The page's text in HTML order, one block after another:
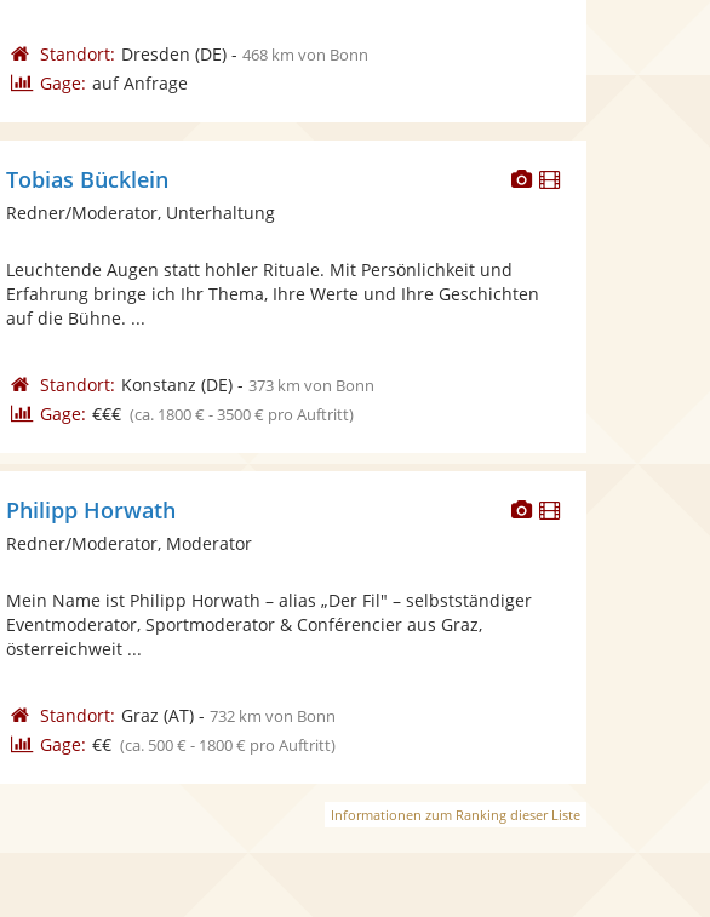
Standort: Dresden (DE)- 468 km von Bonn
Gage: auf Anfrage
DieserDieser
Tobias Bücklein
Redner/Moderator, Unterhaltung
Leuchtende Augen statt hohler Rituale. Mit Persönlichkeit und
Erfahrung bringe ich Ihr Thema, Ihre Werte und Ihre Geschichten
auf die Bühne. ...
Standort: Konstanz (DE)- 373 km von Bonn
Gage: €€€ (ca. 1800 € - 3500 € pro Auftritt)
DieserDieser
Philipp Horwath
Redner/Moderator, Moderator
Mein Name ist Philipp Horwath – alias „Der Fil" – selbstständiger
Eventmoderator, Sportmoderator & Conférencier aus Graz,
österreichweit ...
Standort: Graz (AT)- 732 km von Bonn
Gage: €€ (ca. 500 € - 1800 € pro Auftritt)
Informationen zum Ranking dieser Liste